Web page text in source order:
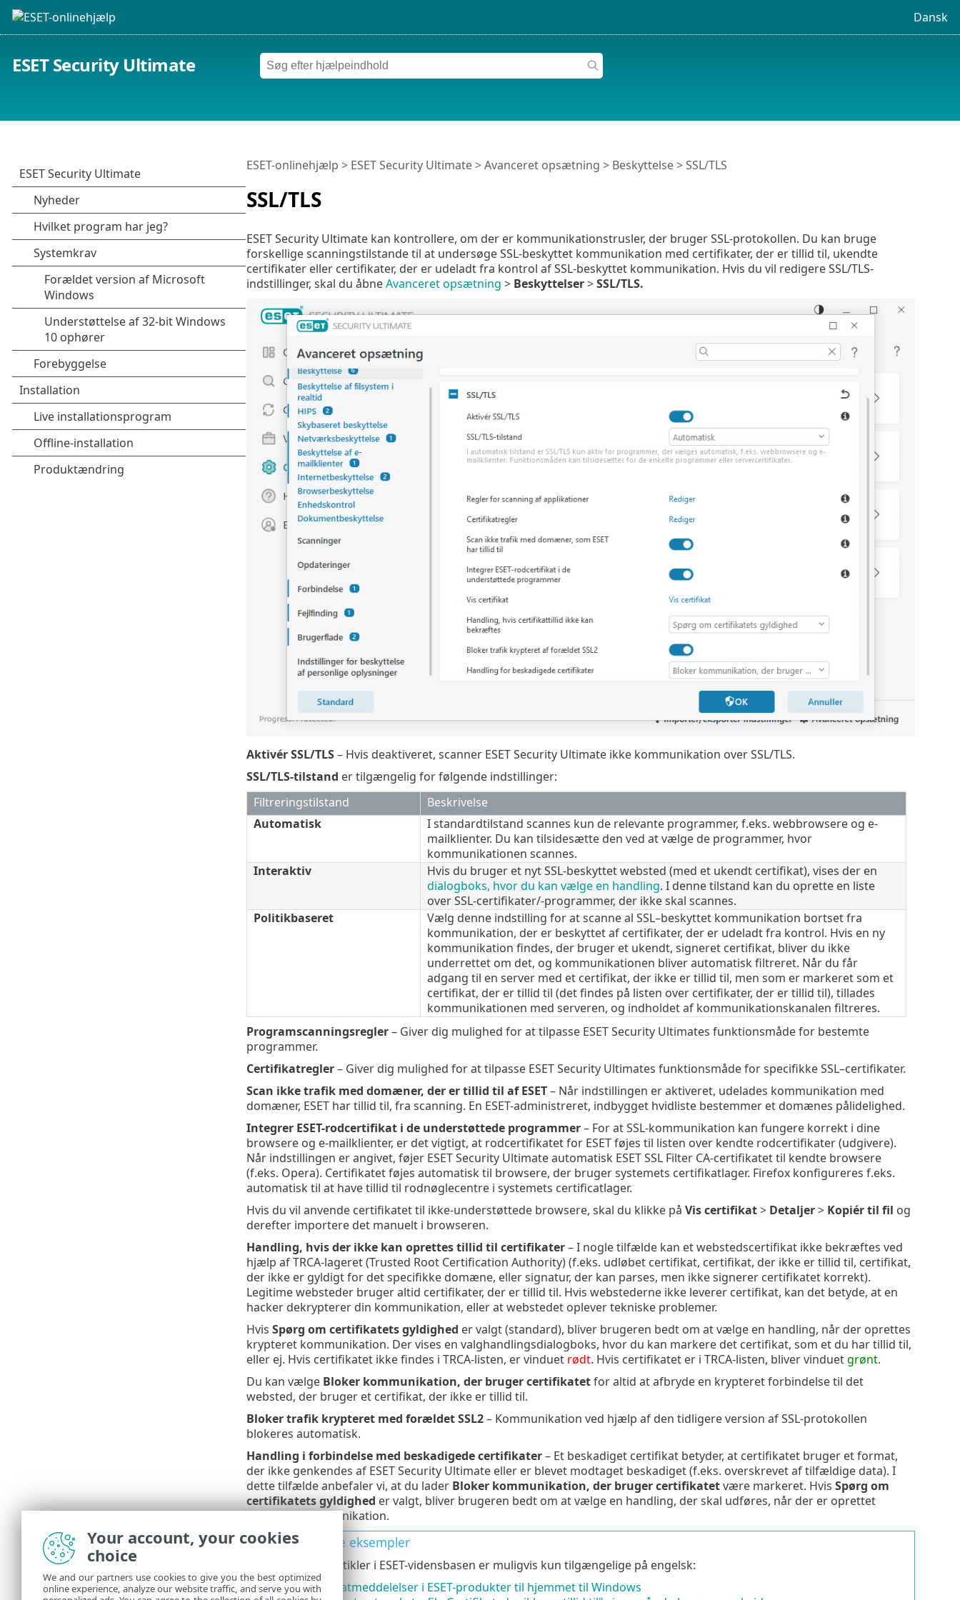
Dansk
ESET Security Ultimate
SSL/TLS
ESET-onlinehjælp > ESET Security Ultimate>Avanceret opsætning > Beskyttelse> SSL/TLS
ESET Security Ultimate kan kontrollere, om der er kommunikationstrusler, der bruger SSL-protokollen. Du kan bruge
forskellige scanningstilstande til at undersøge SSL-beskyttet kommunikation med certifikater, der er tillid til, ukendte
certifikater eller certifikater, der er udeladt fra kontrol af SSL-beskyttet kommunikation. Hvis du vil redigere SSL/TLS-
indstillinger, skal du åbneAvanceret opsætning > Beskyttelser>SSL/TLS.
Aktivér SSL/TLS– Hvis deaktiveret, scanner ESET Security Ultimate ikke kommunikation over SSL/TLS.
SSL/TLS-tilstand er tilgængelig for følgende indstillinger:
Filtreringstilstand
Beskrivelse
Automatisk
I standardtilstand scannes kun de relevante programmer, f.eks. webbrowsere og e-
mailklienter. Du kan tilsidesætte den ved at vælge de programmer, hvor
kommunikationen scannes.
Interaktiv
Hvis du bruger et nyt SSL-beskyttet websted (med et ukendt certifikat), vises der en
dialogboks, hvor du kan vælge en handling. I denne tilstand kan du oprette en liste
over SSL-certifikater/-programmer, der ikke skal scannes.
Politikbaseret
Vælg denne indstilling for at scanne al SSL–beskyttet kommunikation bortset fra
kommunikation, der er beskyttet af certifikater, der er udeladt fra kontrol. Hvis en ny
kommunikation findes, der bruger et ukendt, signeret certifikat, bliver du ikke
underrettet om det, og kommunikationen bliver automatisk filtreret. Når du får
adgang til en server med et certifikat, der ikke er tillid til, men som er markeret som et
certifikat, der er tillid til (det findes på listen over certifikater, der er tillid til), tillades
kommunikationen med serveren, og indholdet af kommunikationskanalen filtreres.
Programscanningsregler– Giver dig mulighed for at tilpasse ESET Security Ultimates funktionsmåde for bestemte
programmer.
Certifikatregler– Giver dig mulighed for at tilpasse ESET Security Ultimates funktionsmåde for specifikke SSL–certifikater.
Scan ikke trafik med domæner, der er tillid til af ESET– Når indstillingen er aktiveret, udelades kommunikation med
domæner, ESET har tillid til, fra scanning. En ESET-administreret, indbygget hvidliste bestemmer et domænes pålidelighed.
Integrer ESET-rodcertifikat i de understøttede programmer– For at SSL-kommunikation kan fungere korrekt i dine
browsere og e-mailklienter, er det vigtigt, at rodcertifikatet for ESET føjes til listen over kendte rodcertifikater (udgivere).
Når indstillingen er angivet, føjer ESET Security Ultimate automatisk ESET SSL Filter CA-certifikatet til kendte browsere
(f.eks. Opera). Certifikatet føjes automatisk til browsere, der bruger systemets certifikatlager. Firefox konfigureres f.eks.
automatisk til at have tillid til rodnøglecentre i systemets certificatlager.
Hvis du vil anvende certifikatet til ikke-understøttede browsere, skal du klikke på Vis certifikat> Detaljer> Kopiér til fil og
derefter importere det manuelt i browseren.
Handling, hvis der ikke kan oprettes tillid til certifikater– I nogle tilfælde kan et webstedscertifikat ikke bekræftes ved
hjælp af TRCA-lageret (Trusted Root Certification Authority) (f.eks. udløbet certifikat, certifikat, der ikke er tillid til, certifikat,
der ikke er gyldigt for det specifikke domæne, eller signatur, der kan parses, men ikke signerer certifikatet korrekt).
Legitime websteder bruger altid certifikater, der er tillid til. Hvis webstederne ikke leverer certifikat, kan det betyde, at en
hacker dekrypterer din kommunikation, eller at webstedet oplever tekniske problemer.
Hvis Spørg om certifikatets gyldighed er valgt (standard), bliver brugeren bedt om at vælge en handling, når der oprettes
krypteret kommunikation. Der vises en valghandlingsdialogboks, hvor du kan markere det certifikat, som et du har tillid til,
eller ej. Hvis certifikatet ikke findes i TRCA-listen, er vinduet rødt. Hvis certifikatet er i TRCA-listen, bliver vinduetgrønt.
Du kan vælge Bloker kommunikation, der bruger certifikatetfor altid at afbryde en krypteret forbindelse til det
websted, der bruger et certifikat, der ikke er tillid til.
Bloker trafik krypteret med forældet SSL2– Kommunikation ved hjælp af den tidligere version af SSL-protokollen
blokeres automatisk.
Handling i forbindelse med beskadigede certifikater– Et beskadiget certifikat betyder, at certifikatet bruger et format,
der ikke genkendes af ESET Security Ultimate eller er blevet modtaget beskadiget (f.eks. overskrevet af tilfældige data). I
dette tilfælde anbefaler vi, at du lader Bloker kommunikation, der bruger certifikatetvære markeret. Hvis Spørg om
certifikatets gyldighed er valgt, bliver brugeren bedt om at vælge en handling, der skal udføres, når der er oprettet
krypteret kommunikation.
Illustrerede eksempler
Følgende artikler i ESET-vidensbasen er muligvis kun tilgængelige på engelsk:
• Certifikatmeddelelser i ESET-produkter til hjemmet til Windows
Your account, your cookies
choice
We and our partners use cookies to give you the best optimized
online experience, analyze our website traffic, and serve you with